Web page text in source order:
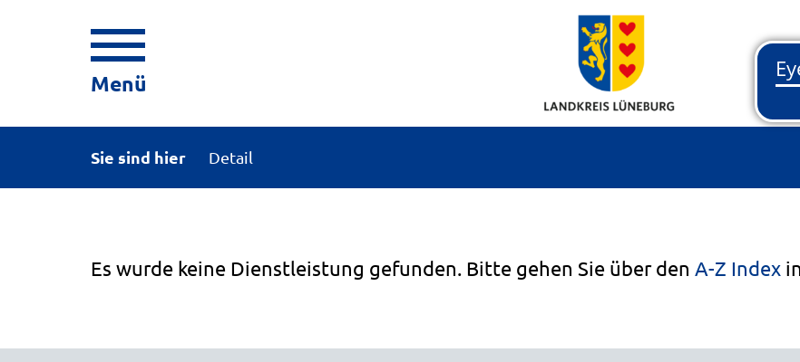
Menü
Sie sind hier Detail
Es wurde keine Dienstleistung gefunden. Bitte gehen Sie über den A-Z Index